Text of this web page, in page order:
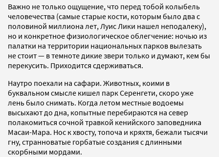
Важно не только ощущение, что перед тобой колыбель
человечества (самые старые кости, которым было два с
половиной миллиона лет, Луис Лики нашел неподалеку),
но и конкретное физиологическое облегчение: ночью из
палатки на территории национальных парков вылезать
не стоит — в темноте дикие звери только и думают, кем бы
перекусить. Приходится сдерживаться.
Наутро поехали на сафари. Животных, коими в
буквальном смысле кишел парк Серенгети, скоро уже
лень было снимать. Когда летом местные водоемы
высыхают до дна, копытные перебираются на север
полакомиться сочной травкой кенийского заповедника
Масаи-Мара. Нос к хвосту, топоча и кряхтя, бежали тысячи
гну, странноватые горбатые создания с длинными
скорбными мордами.